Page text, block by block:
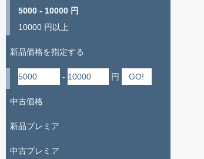
5000 - 10000 円
10000 円以上
新品価格を指定する
- 円
中古価格
新品プレミア
中古プレミア